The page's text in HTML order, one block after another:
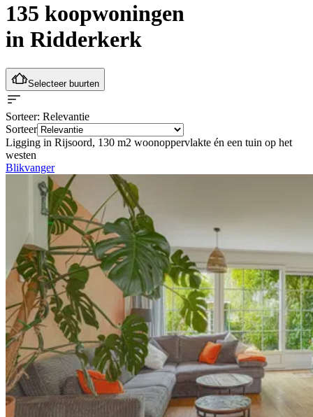
135 koopwoningen
in Ridderkerk
Selecteer buurten
Sorteer: Relevantie
Sorteer
Ligging in Rijsoord, 130 m2 woonoppervlakte én een tuin op het
westen
Blikvanger